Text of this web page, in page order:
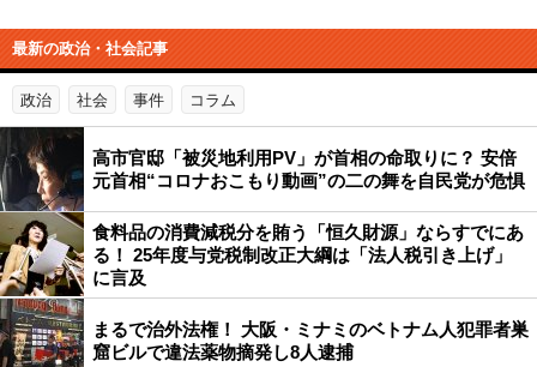
最新の政治・社会記事
政治 社会 事件 コラム
高市官邸「被災地利用PV」が首相の命取りに？ 安倍
元首相“コロナおこもり動画”の二の舞を自民党が危惧
食料品の消費減税分を賄う「恒久財源」ならすでにあ
る！ 25年度与党税制改正大綱は「法人税引き上げ」
に言及
まるで治外法権！ 大阪・ミナミのベトナム人犯罪者巣
窟ビルで違法薬物摘発し8人逮捕